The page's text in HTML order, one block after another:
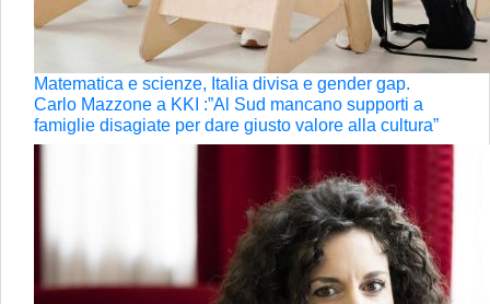
Matematica e scienze, Italia divisa e gender gap.
Carlo Mazzone a KKI :”Al Sud mancano supporti a
famiglie disagiate per dare giusto valore alla cultura”